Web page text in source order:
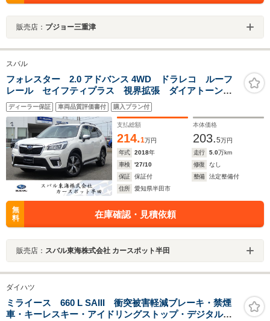
販売店： プジョー三重津
スバル
フォレスター 2.0 アドバンス 4WD ドラレコ ルーフ
レール セイフティプラス 視界拡張 ダイアトーンナ
ビ フルセグ Bluetoothオーディオ USB フロントカ
メラ サイドカメラ バックカメラ スマートリヤビュ
ーミラー ETC2.0
ディーラー保証 車両品質評価書付 購入プラン付
支払総額
214.1万円
本体価格
203.5万円
年式
2018年 走行 5.0万km
車検
'27/10 修復
なし
保証
保証付 整備
法定整備付
住所
愛知県半田市
無
料
在庫確認・見積依頼
販売店： スバル東海株式会社 カースポット半田
ダイハツ
ミライース 660 L SAIII 衝突被害軽減ブレーキ・禁煙
車・キーレスキー・アイドリングストップ・デジタルメ